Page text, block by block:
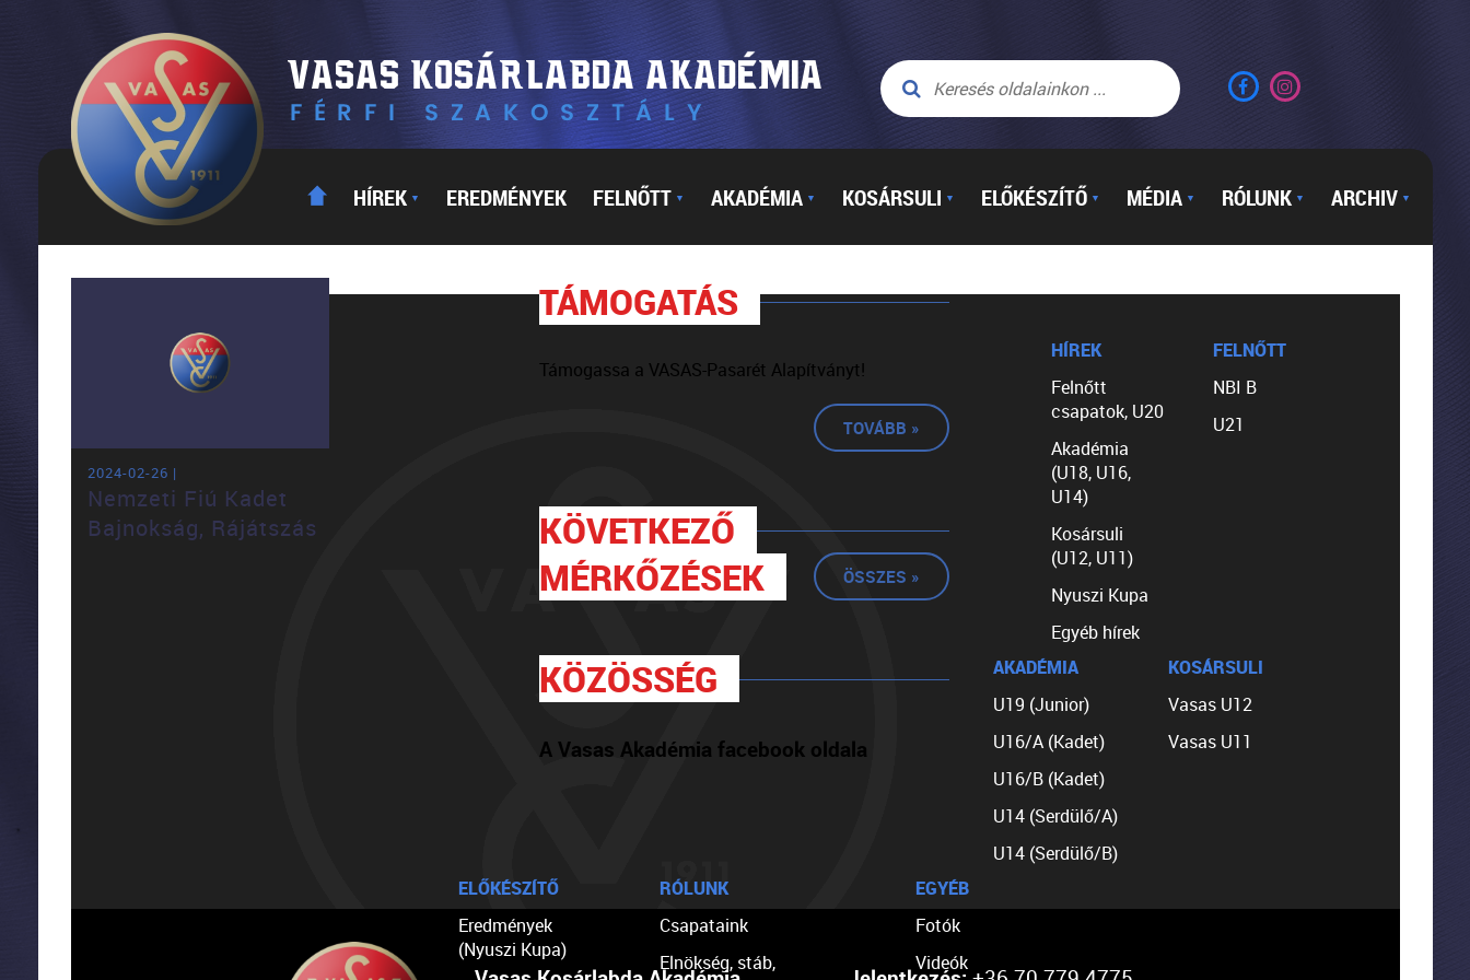
HÍREK ▼ EREDMÉNYEK FELNŐTT ▼ AKADÉMIA ▼ KOSÁRSULI ▼ ELŐKÉSZÍTŐ ▼ MÉDIA ▼ RÓLUNK ▼ ARCHIV ▼
2024-02-26 |
Nemzeti Fiú Kadet
Bajnokság, Rájátszás
TÁMOGATÁS
Támogassa a VASAS-Pasarét Alapítványt!
TOVÁBB »
KÖVETKEZŐ
MÉRKŐZÉSEK
ÖSSZES »
KÖZÖSSÉG
A Vasas Akadémia facebook oldala
HÍREK
Felnőtt
csapatok, U20
Akadémia
(U18, U16,
U14)
Kosársuli
(U12, U11)
Nyuszi Kupa
Egyéb hírek
FELNŐTT
NBI B
U21
AKADÉMIA
U19 (Junior)
U16/A (Kadet)
U16/B (Kadet)
U14 (Serdülő/A)
U14 (Serdülő/B)
KOSÁRSULI
Vasas U12
Vasas U11
ELŐKÉSZÍTŐ
Eredmények
(Nyuszi Kupa)
RÓLUNK
Csapataink
Elnökség, stáb,
EGYÉB
Fotók
Videók